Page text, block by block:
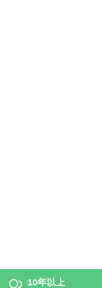
10年以上